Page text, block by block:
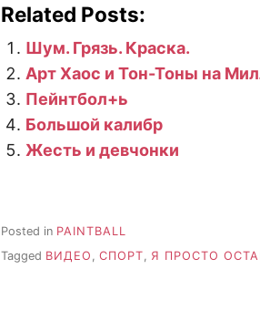
Related Posts:
Шум. Грязь. Краска.
Арт Хаос и Тон-Тоны на
Пейнтбол+ь
Большой калибр
Жесть и девчонки
Posted in PAINTBALL
Tagged ВИДЕО СПОРТ Я ПРОСТО